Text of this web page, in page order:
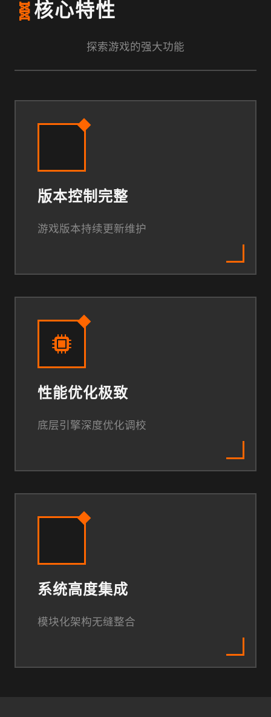
🧬核心特性
探索游戏的强大功能
版本控制完整
游戏版本持续更新维护
性能优化极致
底层引擎深度优化调校
系统高度集成
模块化架构无缝整合